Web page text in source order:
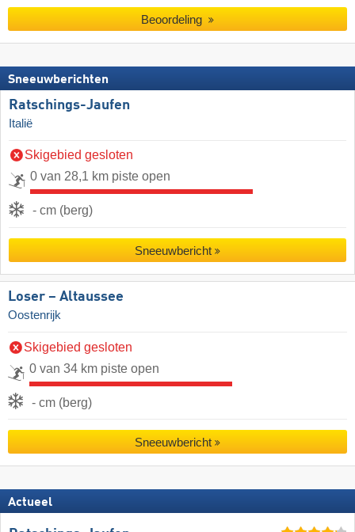
Beoordeling
Sneeuwberichten
Ratschings-Jaufen
Italië
Skigebied gesloten
0 van 28,1 km piste open
- cm (berg)
Sneeuwbericht
Loser – Altaussee
Oostenrijk
Skigebied gesloten
0 van 34 km piste open
- cm (berg)
Sneeuwbericht
Actueel